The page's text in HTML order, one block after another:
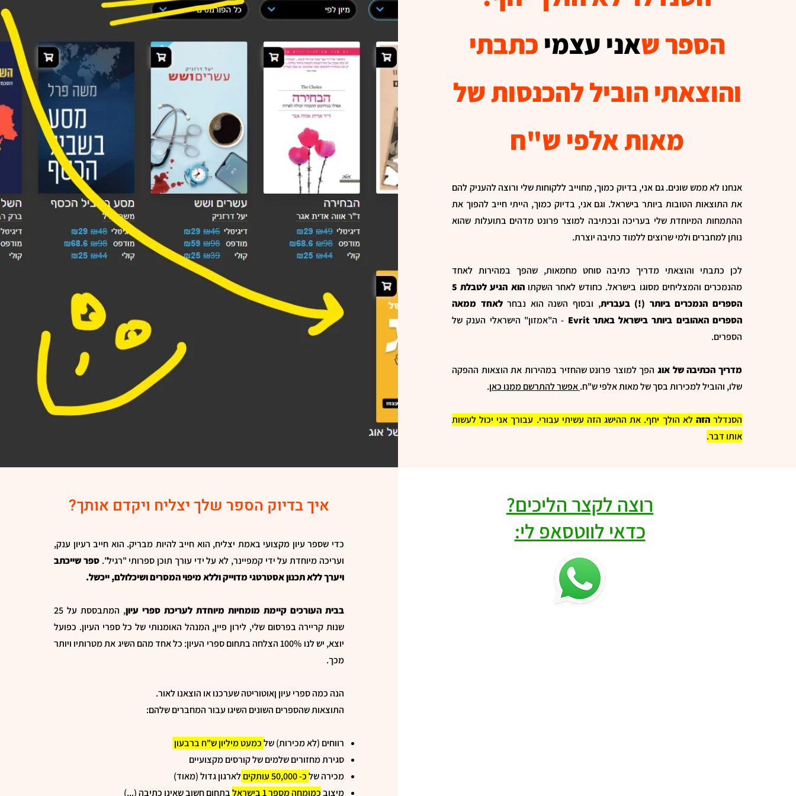
הספר שאניעצמיכתבתי
והוצאתי הוביל להכנסות של
מאות אלפי ש"ח
אנחנו לא ממש שונים. גם אני, בדיוק כמוך, מחוייב ללקוחות שלי ורוצה להעניק להם
את התוצאות הטובות ביותר בישראל. וגם אני, בדיוק כמוך, הייתי חייב להפוך את
ההתמחות המיוחדת שלי בעריכה ובכתיבה למוצר פרונט מדהים בתועלות שהוא
נותן למחברים ולמי שרוצים ללמוד כתיבה יוצרת.
לכן כתבתי והוצאתי מדריך כתיבה סוחט מחמאות, שהפך במהירות לאחד
מהנמכרים והמצליחים מסוגו בישראל. כחודש לאחר השקתו
הוא הגיע לטבלת 5
הספרים הנמכרים ביותר (!) בעברית, ובסוף השנה הוא נבחרלאחד ממאה
הספרים האהובים ביותר בישראל באתר Evrit
- ה"אמזון" הישראלי הענק של
הספרים.
מדריך הכתיבה של אוגהפך למוצר פרונט שהחזיר במהירות את הוצאות ההפקה
שלו, והוביל למכירות בסך של מאות אלפי ש"ח.אפשר להתרשם ממנו כאן.
הסנדלרהזהלא הולך יחף. את ההישג הזה עשיתי עבורי. עבורך אני יכול לעשות
אותו דבר.
איך בדיוק הספר שלך יצליח ויקדם אותך?
כדי שספר עיון מקצועי באמת יצליח, הוא חייב להיות מבריק. הוא חייב רעיון ענק,
ועריכה מיוחדת על ידי קמפיינר, לא על ידי עורך תוכן ספרותי "רגיל".ספר שייכתב
ויערך ללא תכנון אסטרטגי מדוייק וללא מיפוי המסרים ושיכלולם, ייכשל.
בבית העורכים קיימת מומחיות מיוחדת לעריכת ספרי עיון
, המתבססת על 25
שנות קריירה בפרסום שלי, לירון פיין, המנהל האומנותי של כל ספרי העיון. כפועל
יוצא, יש לנו 100% הצלחה בתחום ספרי העיון: כל אחד מהם השיג את מטרותיו ויותר
מכך.
הנה כמה ספרי עיון ןאוטוריטה שערכנו או הוצאנו לאור.
התוצאות שהספרים השונים השיגו עבור המחברים שלהם:
רווחים (לא מכירות) שלכמעט מיליון ש"ח ברבעון
סגירת מחזורים שלמים של קורסים מקצועיים
מכירה שלכ- 50,000 עותקים
לארגון גדול (מאוד)
מיצובכמומחה מספר 1 בישראל בתחום חשוב שאינו כתיבה (...)
רוצה לקצר הליכים?
כדאי לווטסאפ לי: